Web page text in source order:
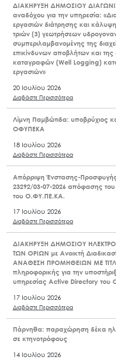
ΔΙΑΚΗΡΥΞΗ ΔΗΜΟΣΙΟΥ
αναδόχου για την υπηρεσία:
εργασιών διάτρησης και
τριών (3) γεωτρήσεων
συμπεριλαμβανομένης της
επικίνδυνων αποβλήτων και της
καταγραφών (Well Logging)
εργασιών»
20 Ιουλίου 2026
Διαβάστε Περισσότερα
Λίμνη Παμβώτιδα: υποβρύχιος
ΟΦΥΠΕΚΑ
18 Ιουλίου 2026
Διαβάστε Περισσότερα
Απόρριψη Ένστασης-
23292/03-07-2026 απόφασης του
του Ο.ΦΥ.ΠΕ.ΚΑ.
17 Ιουλίου 2026
Διαβάστε Περισσότερα
ΔΙΑΚΗΡΥΞΗ ΔΗΜΟΣΙΟΥ
ΤΩΝ ΟΡΙΩΝ με Ανοικτή
ΑΝΑΘΕΣΗ ΠΡΟΜΗΘΕΙΩΝ ΜΕ
πληροφορικής για την
υπηρεσίας Active Directory του
17 Ιουλίου 2026
Διαβάστε Περισσότερα
Πάρνηθα: παραχώρηση δέκα
σε κτηνοτρόφους
14 Ιουλίου 2026